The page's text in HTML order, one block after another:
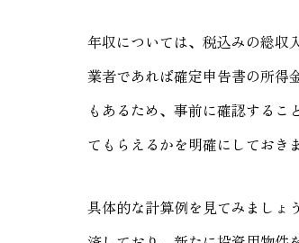
年収については、税込みの総収
業者であれば確定申告書の所得
もあるため、事前に確認する
てもらえるかを明確にしておき
具体的な計算例を見てみましょ